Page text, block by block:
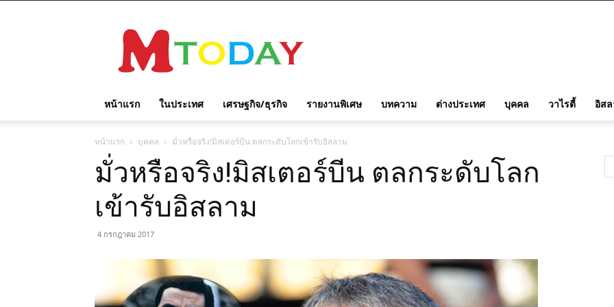
TODAY
หน้าแรก ในประเทศ เศรษฐกิจ/ธุรกิจ รายงานพิเศษ บทความ ต่างประเทศ บุคคล วาไรตี้ อิส
หน้าแรก บุคคล มั่วหรือจริง!มิสเตอร์บีน ตลกระดับโลกเข้ารับอิสลาม
มั่วหรือจริง!มิสเตอร์บีน ตลกระดับโลก
เข้ารับอิสลาม
4 กรกฎาคม 2017